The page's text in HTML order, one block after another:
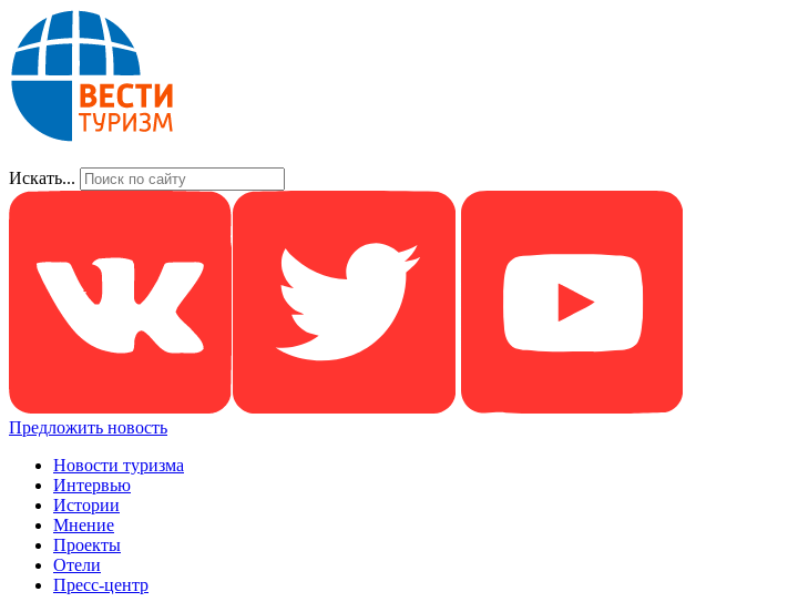
Искать...
Предложить новость
Новости туризма
Интервью
Истории
Мнение
Проекты
Отели
Пресс-центр